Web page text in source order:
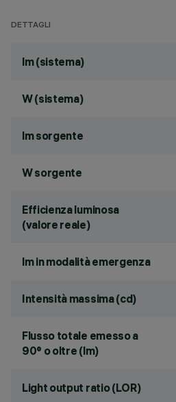
DETTAGLI
lm (sistema)
W (sistema)
lm sorgente
W sorgente
Efficienza luminosa
(valore reale)
lm in modalità emergenza
Intensità massima (cd)
Flusso totale emesso a
90° o oltre (lm)
Light output ratio (LOR)